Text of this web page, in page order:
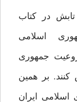
در کتاب
اسلامی
جمهوری
بر همین
ایران